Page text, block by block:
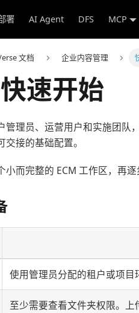
署 AI Agent DFS MCP
文档 企业内容管理
速开始
管理员、运营用户和实施团队
接的基础配置。
小而完整的 ECM 工作区，再逐
使用管理员分配的租户或项目
至少需要查看文件夹权限。上